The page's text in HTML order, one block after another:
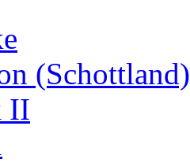
(Schottland)
II